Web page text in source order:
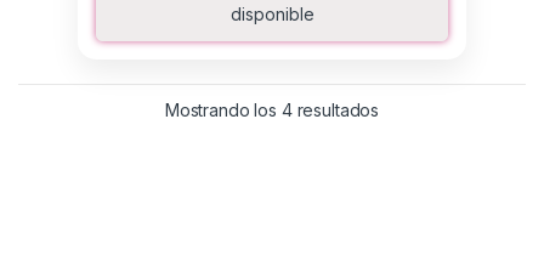
disponible
Mostrando los 4 resultados